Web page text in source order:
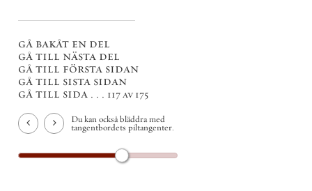
gå bakåt en del
gå till nästa del
gå till första sidan
gå till sista sidan
gå till sida . . . 117 av 175
Du kan också bläddra med
tangentbordets piltangenter.